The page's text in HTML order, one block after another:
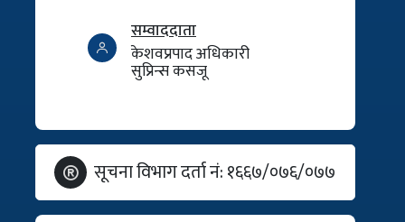
सम्वाददाता
केशवप्रपाद अधिकारी
सुप्रिन्स कसजू
सूचना विभाग दर्ता नं: १६६७/०७६/०७७